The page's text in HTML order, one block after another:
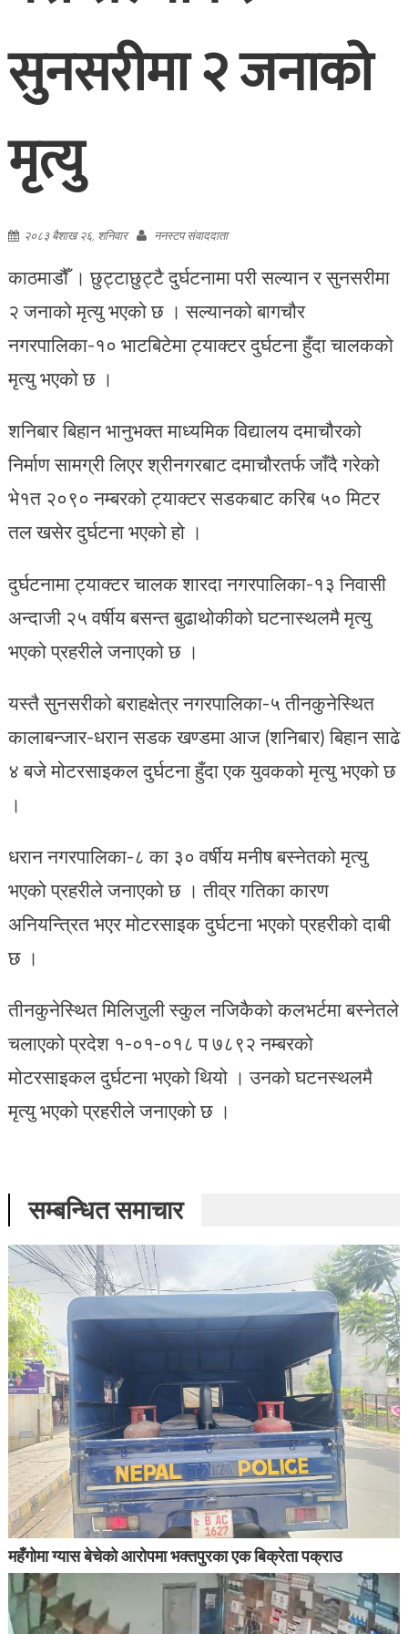
सुनसरीमा २ जनाको
मृत्यु
२०८३ बैशाख २६, शनिवार ननस्टप संवाददाता
काठमाडौँ । छुट्टाछुट्टै दुर्घटनामा परी सल्यान र सुनसरीमा
२ जनाको मृत्यु भएको छ । सल्यानको बागचौर
नगरपालिका-१० भाटबिटेमा ट्याक्टर दुर्घटना हुँदा चालकको
मृत्यु भएको छ ।
शनिबार बिहान भानुभक्त माध्यमिक विद्यालय दमाचौरको
निर्माण सामग्री लिएर श्रीनगरबाट दमाचौरतर्फ जाँदै गरेको
भे१त २०९० नम्बरको ट्याक्टर सडकबाट करिब ५० मिटर
तल खसेर दुर्घटना भएको हो ।
दुर्घटनामा ट्याक्टर चालक शारदा नगरपालिका-१३ निवासी
अन्दाजी २५ वर्षीय बसन्त बुढाथोकीको घटनास्थलमै मृत्यु
भएको प्रहरीले जनाएको छ ।
यस्तै सुनसरीको बराहक्षेत्र नगरपालिका-५ तीनकुनेस्थित
कालाबन्जार-धरान सडक खण्डमा आज (शनिबार) बिहान साढे
४ बजे मोटरसाइकल दुर्घटना हुँदा एक युवकको मृत्यु भएको छ
।
धरान नगरपालिका-८ का ३० वर्षीय मनीष बस्नेतको मृत्यु
भएको प्रहरीले जनाएको छ । तीव्र गतिका कारण
अनियन्त्रित भएर मोटरसाइक दुर्घटना भएको प्रहरीको दाबी
छ ।
तीनकुनेस्थित मिलिजुली स्कुल नजिकैको कलभर्टमा बस्नेतले
चलाएको प्रदेश १-०१-०१८ प ७८९२ नम्बरको
मोटरसाइकल दुर्घटना भएको थियो । उनको घटनस्थलमै
मृत्यु भएको प्रहरीले जनाएको छ ।
सम्बन्धित समाचार
महँगोमा ग्यास बेचेको आरोपमा भक्तपुरका एक बिक्रेता पक्राउ